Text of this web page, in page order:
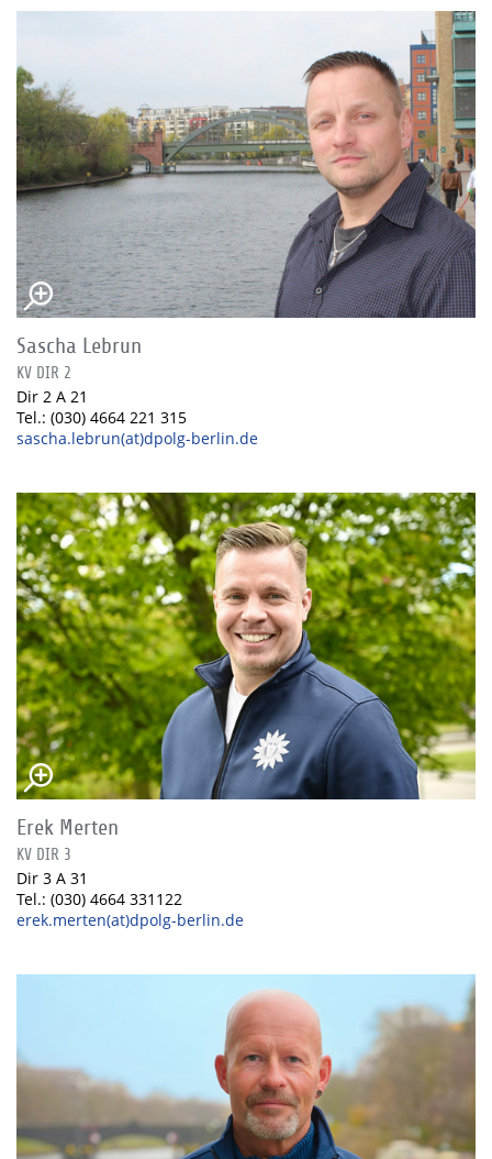
Sascha Lebrun
KV DIR 2
Dir 2 A 21
Tel.: (030) 4664 221 315
sascha.lebrun(at)dpolg-berlin.de
Erek Merten
KV DIR 3
Dir 3 A 31
Tel.: (030) 4664 331122
erek.merten(at)dpolg-berlin.de